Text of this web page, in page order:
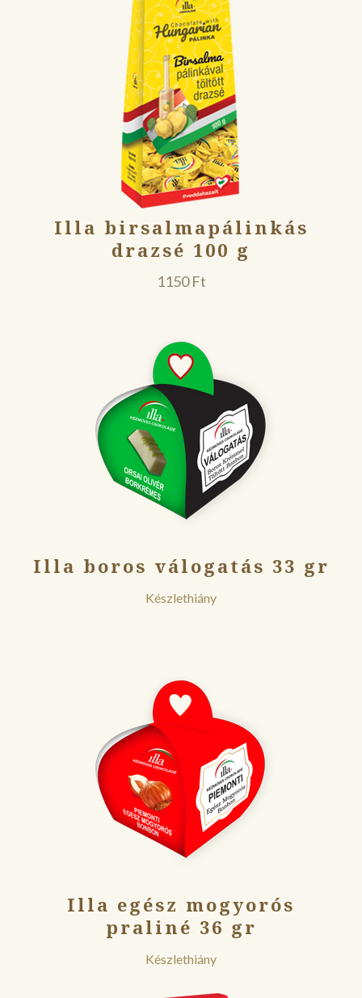
Illa birsalmapálinkás
drazsé 100 g
1150Ft
Illa boros válogatás 33 gr
Készlethiány
Illa egész mogyorós
praliné 36 gr
Készlethiány